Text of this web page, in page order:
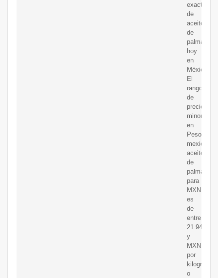
exactos
de
aceite
de
palma
hoy
en
México
El
rango
de
precios
minoristas
en
Peso
mexicano
aceite
de
palma
para
MXN
es
de
entre
21.94
y
MXN
por
kilogramo
o